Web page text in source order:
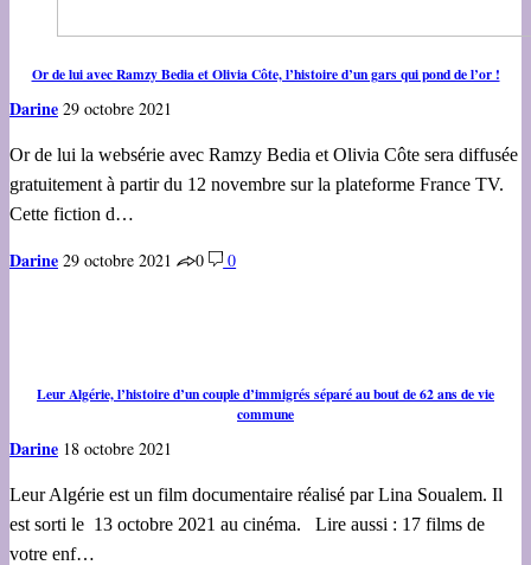
Or de lui avec Ramzy Bedia et Olivia Côte, l’histoire d’un gars qui pond de l’or !
Darine 29 octobre 2021
Or de lui la websérie avec Ramzy Bedia et Olivia Côte sera diffusée
gratuitement à partir du 12 novembre sur la plateforme France TV.
Cette fiction d…
Darine 29 octobre 2021 0 0
Leur Algérie, l’histoire d’un couple d’immigrés séparé au bout de 62 ans de vie
commune
Darine 18 octobre 2021
Leur Algérie est un film documentaire réalisé par Lina Soualem. Il
est sorti le 13 octobre 2021 au cinéma. Lire aussi : 17 films de
votre enf…